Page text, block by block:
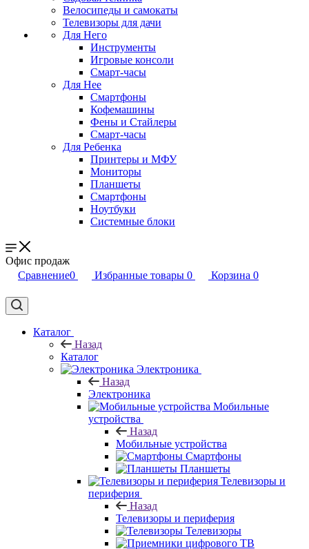
Велосипеды и самокаты
Телевизоры для дачи
Для Него
Инструменты
Игровые консоли
Смарт-часы
Для Нее
Смартфоны
Кофемашины
Фены и Стайлеры
Смарт-часы
Для Ребенка
Принтеры и МФУ
Мониторы
Планшеты
Смартфоны
Ноутбуки
Системные блоки
Офис продаж
Сравнение0 Избранные товары 0 Корзина 0
Каталог
Назад
Каталог
Электроника
Назад
Электроника
Мобильные
устройства
Назад
Мобильные устройства
Смартфоны
Планшеты
Телевизоры и
периферия
Назад
Телевизоры и периферия
Телевизоры